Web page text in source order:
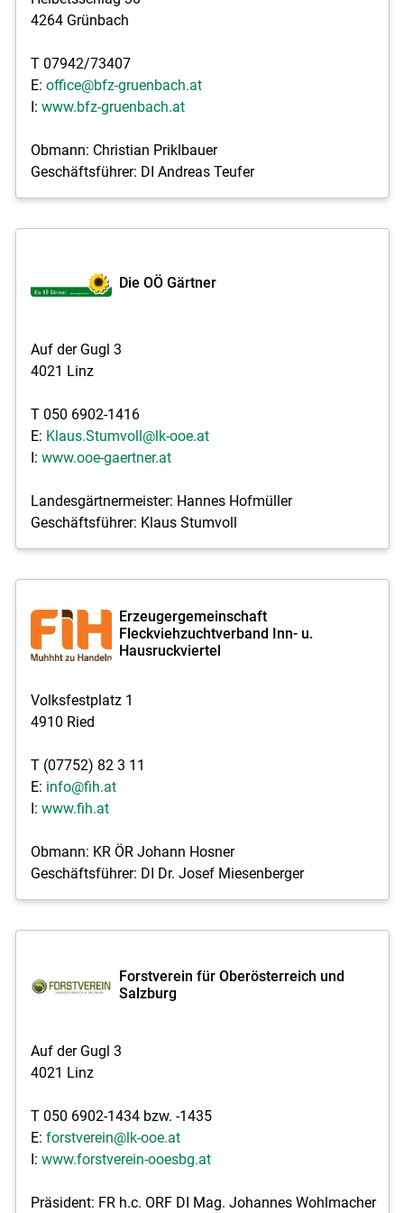
4264 Grünbach
T 07942/73407
E: office@bfz-gruenbach.at
I: www.bfz-gruenbach.at
Obmann: Christian Priklbauer
Geschäftsführer: DI Andreas Teufer
Die OÖ Gärtner
Auf der Gugl 3
4021 Linz
T 050 6902-1416
E: Klaus.Stumvoll@lk-ooe.at
I: www.ooe-gaertner.at
Landesgärtnermeister: Hannes Hofmüller
Geschäftsführer: Klaus Stumvoll
Erzeugergemeinschaft
Fleckviehzuchtverband Inn- u.
Hausruckviertel
Volksfestplatz 1
4910 Ried
T (07752) 82 3 11
E: info@fih.at
I: www.fih.at
Obmann: KR ÖR Johann Hosner
Geschäftsführer: DI Dr. Josef Miesenberger
Forstverein für Oberösterreich und
Salzburg
Auf der Gugl 3
4021 Linz
T 050 6902-1434 bzw. -1435
E: forstverein@lk-ooe.at
I: www.forstverein-ooesbg.at
Präsident: FR h.c. ORF DI Mag. Johannes Wohlmacher